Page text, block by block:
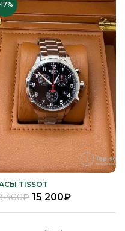
TISSOT
400₽ 15 200₽